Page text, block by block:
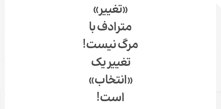
«تغییر»
مترادف با
مرگ نیست!
تغییر یک
«انتخاب»
است!